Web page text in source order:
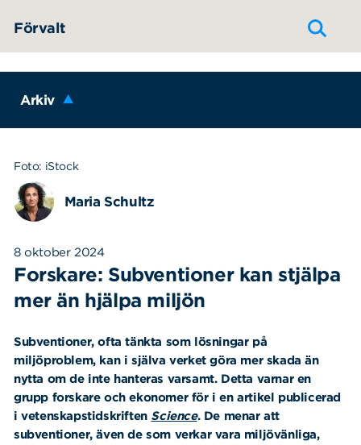
Förvalt
Arkiv
Foto: iStock
Maria Schultz
8 oktober 2024
Forskare: Subventioner kan stjälpa
mer än hjälpa miljön
Subventioner, ofta tänkta som lösningar på
miljöproblem, kan i själva verket göra mer skada än
nytta om de inte hanteras varsamt. Detta varnar en
grupp forskare och ekonomer för i en artikel publicerad
i vetenskapstidskriften Science. De menar att
subventioner, även de som verkar vara miljövänliga,